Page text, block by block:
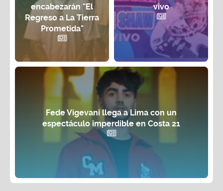
encabezarán "El
Regreso a La Tierra
Prometida"
vivo
Fede Vigevani llega a Lima con un
espectáculo imperdible en Costa 21